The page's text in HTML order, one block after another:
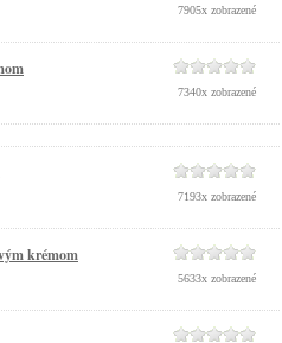
7905x zobrazené
7340x zobrazené
7193x zobrazené
krémom
5633x zobrazené